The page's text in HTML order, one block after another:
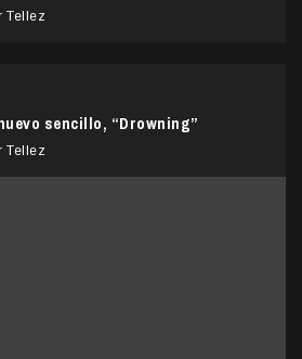
Tellez
sencillo, “Drowning”
Tellez